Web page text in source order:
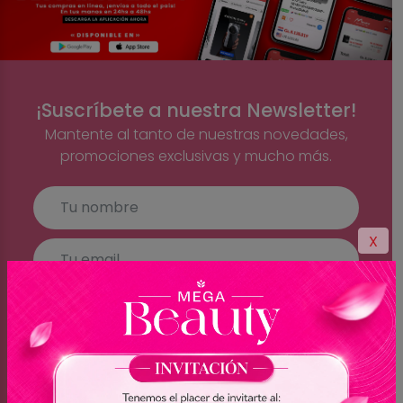
X
¡Suscríbete a nuestra Newsletter!
Mantente al tanto de nuestras novedades,
promociones exclusivas y mucho más.